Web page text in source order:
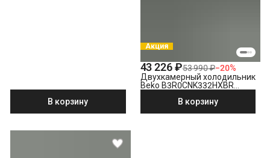
В корзину
Акция
43 226 ₽53 990 ₽−20%
Двухкамерный холодильник
Beko B3R0CNK332HXBR
В корзину